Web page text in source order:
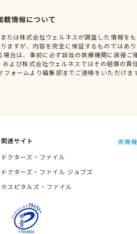
載情報について
たは株式会社ウェルネスが調査した情報を
ますが、内容を完全に保証するものではあ
合は、事前に必ず該当の医療機関に直接ご
よび株式会社ウェルネスではその賠償の責
ォームより編集部までご連絡をいただけま
関連サイト
ドクターズ・ファイル
ドクターズ・ファイル ジョブズ
ホスピタルズ・ファイル
医療